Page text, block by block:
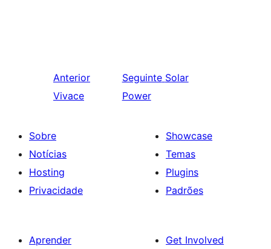
Anterior
Vivace
Seguinte Solar
Power
Sobre
Notícias
Hosting
Privacidade
Showcase
Temas
Plugins
Padrões
Aprender
Get Involved